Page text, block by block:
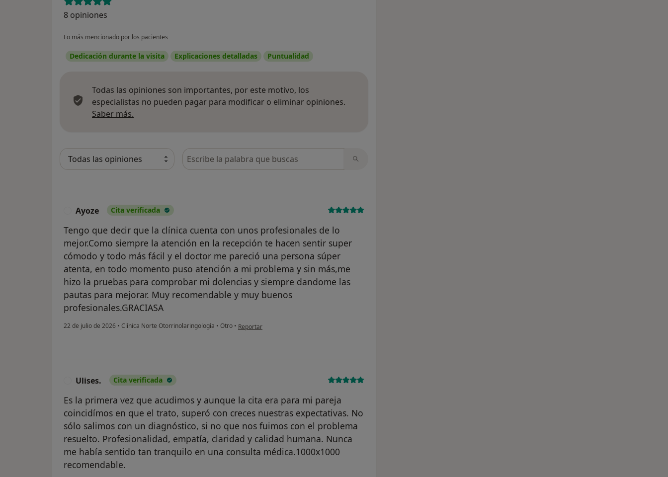
8 opiniones
Lo más mencionado por los pacientes
Dedicación durante la visita Explicaciones detalladas Puntualidad
Todas las opiniones son importantes, por este motivo, los
especialistas no pueden pagar para modificar o eliminar opiniones.
Saber más.
Busca en opiniones
Ayoze Cita verificada
Tengo que decir que la clínica cuenta con unos profesionales de lo
mejor.Como siempre la atención en la recepción te hacen sentir super
cómodo y todo más fácil y el doctor me pareció una persona súper
atenta, en todo momento puso atención a mi problema y sin más,me
hizo la pruebas para comprobar mi dolencias y siempre dandome las
pautas para mejorar. Muy recomendable y muy buenos
profesionales.GRACIASA
22 de julio de 2026 • Clínica Norte Otorrinolaringología • Otro • en opinión del usuario Ayoze
Reportar
Ulises. Cita verificada
Es la primera vez que acudimos y aunque la cita era para mi pareja
coincidímos en que el trato, superó con creces nuestras expectativas. No
sólo salimos con un diagnóstico, si no que nos fuimos con el problema
resuelto. Profesionalidad, empatía, claridad y calidad humana. Nunca
me había sentido tan tranquilo en una consulta médica.1000x1000
recomendable.